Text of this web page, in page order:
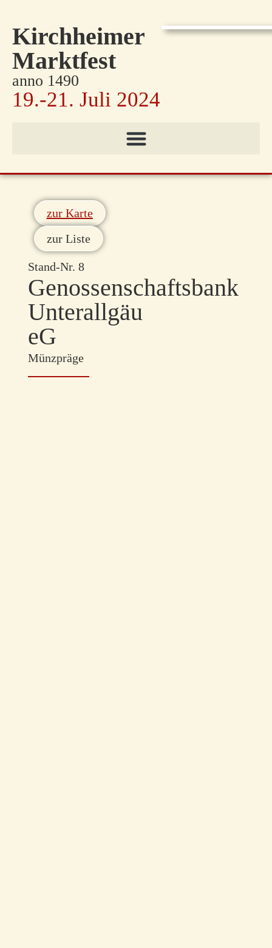
Kirchheimer
Marktfest
anno 1490
19.-21. Juli 2024
zur Karte
zur Liste
Stand-Nr. 8
Genossenschaftsbank
Unterallgäu
eG
Münzpräge